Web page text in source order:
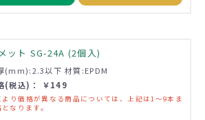
ット SG-24A (2個入)
(mm):2.3以下 材質:EPDM
(税込)： ￥149
り価格が異なる商品については、上記は1～9本ま
なります。